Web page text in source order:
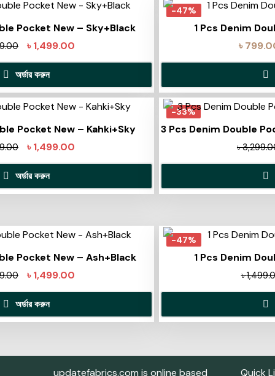
Pocket New – Sky+Black
৳1,499.00
অর্ডার করুন
-47%
1 Pcs Denim
৳
Pocket New – Kahki+Sky
৳1,499.00
অর্ডার করুন
-33%
3 Pcs Denim Double
৳
Pocket New – Ash+Black
৳1,499.00
অর্ডার করুন
-47%
1 Pcs Denim
৳
updatefabrics.com is online based Quick